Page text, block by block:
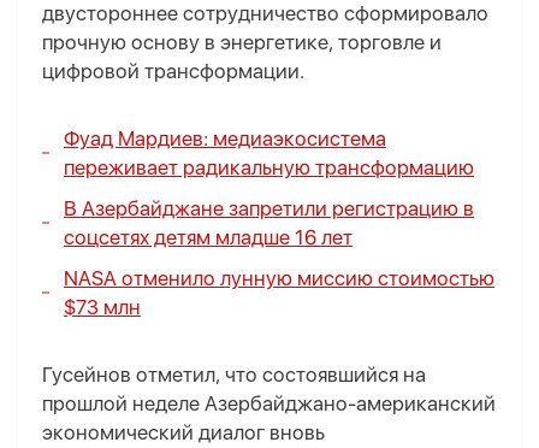
двустороннее сотрудничество сформировало
прочную основу в энергетике, торговле и
цифровой трансформации.
Фуад Мардиев: медиаэкосистема
переживает радикальную трансформацию
В Азербайджане запретили регистрацию в
соцсетях детям младше 16 лет
NASA отменило лунную миссию стоимостью
$73 млн
Гусейнов отметил, что состоявшийся на
прошлой неделе Азербайджано-американский
экономический диалог вновь